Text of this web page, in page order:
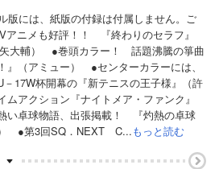
版には、紙版の付録は付属しません。ご
アニメも好評！！ 『終わりのセラフ』
大輔） ●巻頭カラー！ 話題沸騰の箏曲
』（アミュー） ●センターカラーには、
17W杯開幕の『新テニスの王子様』（許
アクション『ナイトメア・ファンク』
い卓球物語、出張掲載！ 『灼熱の卓球
●第3回SQ．NEXT C...もっと読む